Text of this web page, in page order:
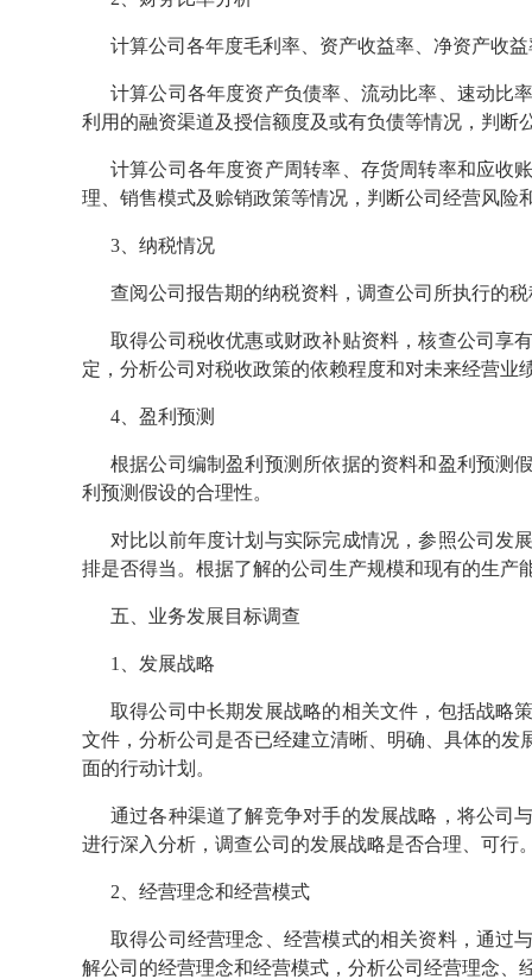
计算公司各年度毛利率、资产收益率、净资产收
计算公司各年度资产负债率、流动比率、速动比
利用的融资渠道及授信额度及或有负债等情况，判断
计算公司各年度资产周转率、存货周转率和应收
理、销售模式及赊销政策等情况，判断公司经营风险
3、纳税情况
查阅公司报告期的纳税资料，调查公司所执行的
取得公司税收优惠或财政补贴资料，核查公司享
定，分析公司对税收政策的依赖程度和对未来经营业
4、盈利预测
根据公司编制盈利预测所依据的资料和盈利预测
利预测假设的合理性。
对比以前年度计划与实际完成情况，参照公司发
排是否得当。根据了解的公司生产规模和现有的生产
五、业务发展目标调查
1、发展战略
取得公司中长期发展战略的相关文件，包括战略
文件，分析公司是否已经建立清晰、明确、具体的
面的行动计划。
通过各种渠道了解竞争对手的发展战略，将公司
进行深入分析，调查公司的发展战略是否合理、可行
2、经营理念和经营模式
取得公司经营理念、经营模式的相关资料，通过
解公司的经营理念和经营模式，分析公司经营理念、